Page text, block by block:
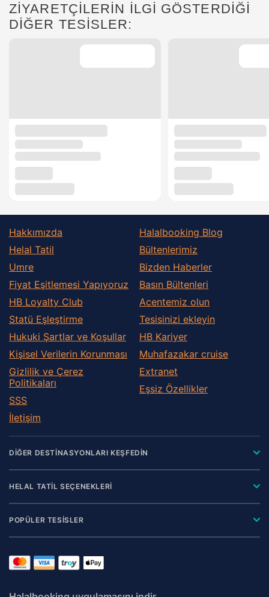
ZİYARETÇİLERİN İLGİ GÖSTERDİĞİ
DİĞER TESİSLER:
Hakkımızda
Helal Tatil
Umre
Fiyat Eşitlemesi Yapıyoruz
HB Loyalty Club
Statü Eşleştirme
Hukuki Şartlar ve Koşullar
Kişisel Verilerin Korunması
Gizlilik ve Çerez
Politikaları
SSS
İletişim
Halalbooking Blog
Bültenlerimiz
Bizden Haberler
Basın Bültenleri
Acentemiz olun
Tesisinizi ekleyin
HB Kariyer
Muhafazakar сruise
Extranet
Eşsiz Özellikler
DİĞER DESTİNASYONLARI KEŞFEDİN
HELAL TATİL SEÇENEKLERİ
POPÜLER TESİSLER